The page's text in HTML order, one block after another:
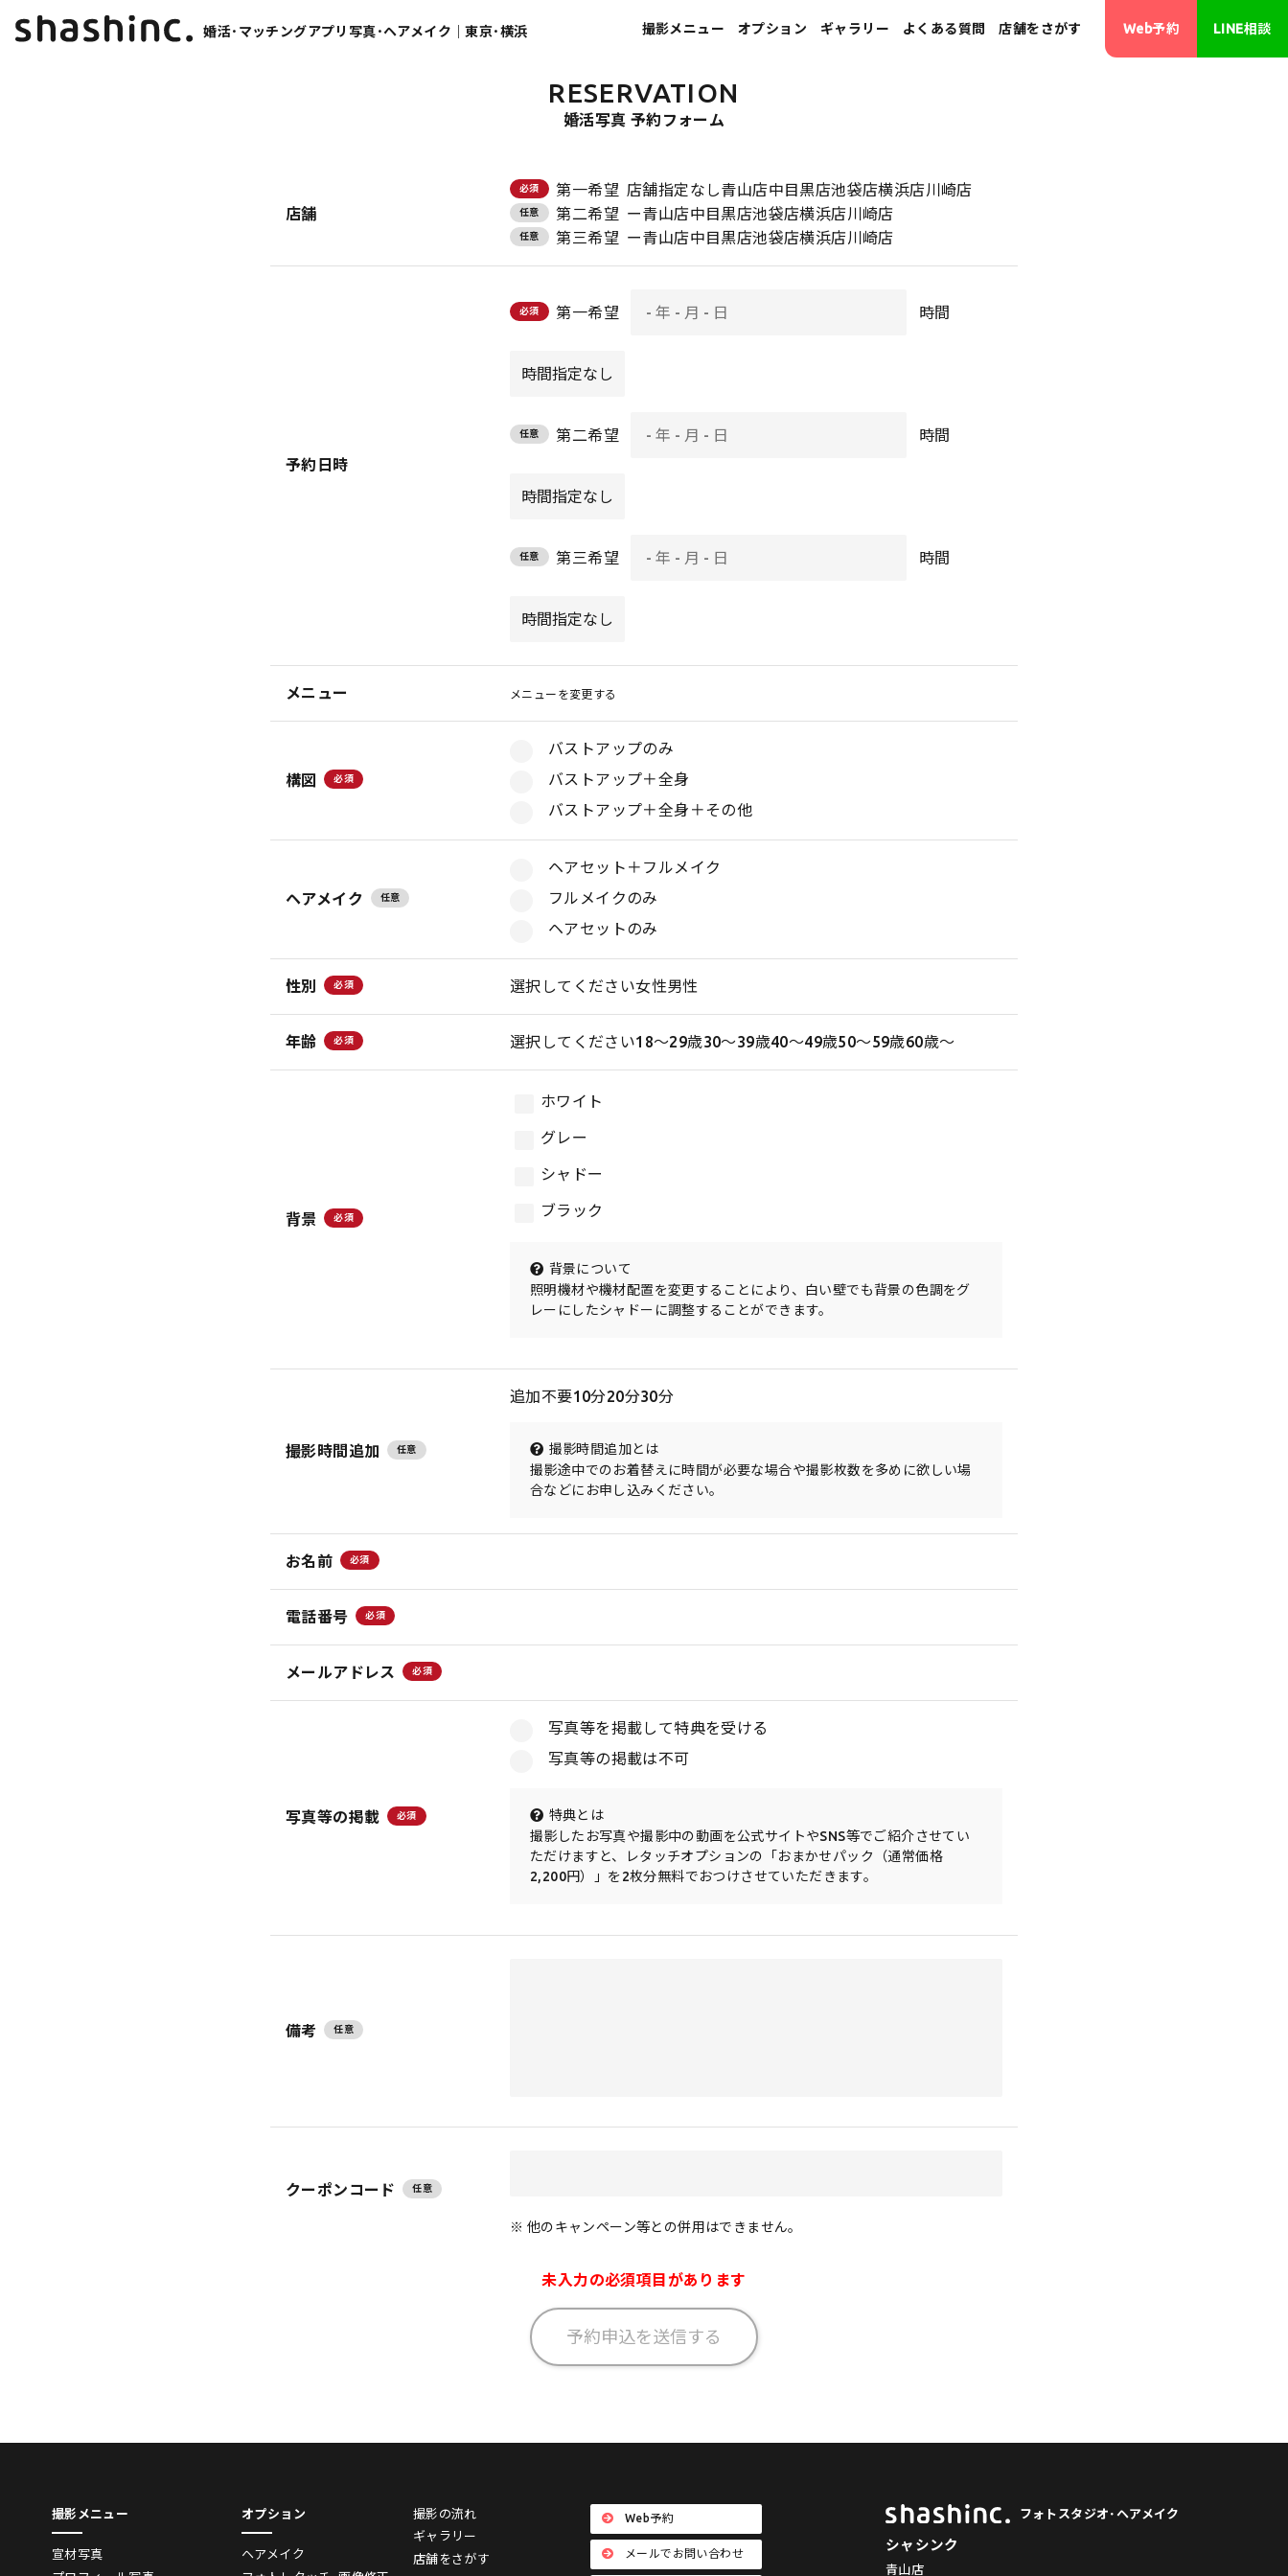
婚活･マッチングアプリ写真･ヘアメイク｜東京･横浜 撮影メニュー
宣材写真
就活写真
就活写真（エアライン向け）
婚活･マッチングアプリ写真
オプション
印刷
ギャラリー よくある質問 店舗をさがす Web予約 LINE相談
RESERVATION
婚活写真 予約フォーム
店舗
必須 第一希望 店舗指定なし青山店中目黒店池袋店横浜店川崎店
任意 第二希望 ー青山店中目黒店池袋店横浜店川崎店
任意 第三希望 ー青山店中目黒店池袋店横浜店川崎店
予約日時
必須 第一希望 時間
任意 第二希望 時間
任意 第三希望 時間
メニュー メニューを変更する
構図 必須
バストアップのみ
バストアップ＋全身
バストアップ＋全身＋その他
ヘアメイク 任意
ヘアセット＋フルメイク
フルメイクのみ
ヘアセットのみ
性別 必須 選択してください女性男性
年齢 必須 選択してください18〜29歳30〜39歳40〜49歳50〜59歳60歳〜
背景 必須
ホワイト
グレー
シャドー
ブラック
背景について
照明機材や機材配置を変更することにより、白い壁でも背景の色調をグ
レーにしたシャドーに調整することができます。
撮影時間追加 任意
追加不要10分20分30分
撮影時間追加とは
撮影途中でのお着替えに時間が必要な場合や撮影枚数を多めに欲しい場
合などにお申し込みください。
お名前 必須
電話番号 必須
メールアドレス 必須
写真等の掲載 必須
写真等を掲載して特典を受ける
写真等の掲載は不可
特典とは
撮影したお写真や撮影中の動画を公式サイトやSNS等でご紹介させてい
ただけますと、レタッチオプションの「おまかせパック（通常価格
2,200円）」を2枚分無料でおつけさせていただきます。
備考 任意
クーポンコード 任意
※ 他のキャンペーン等との併用はできません。
未入力の必須項目があります
撮影メニュー
宣材写真
オプション
ヘアメイク
撮影の流れ
ギャラリー
店舗をさがす
Web予約
メールでお問い合わせ
フォトスタジオ･ヘアメイク
シャシンク
青山店